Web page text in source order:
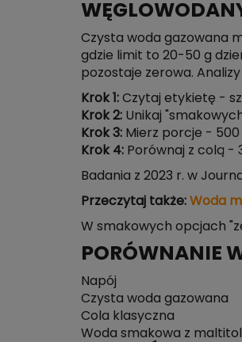
Czysta woda gazowana
gdzie limit to 20-50 g
pozostaje zerowa.
Krok 1: Czytaj etykietę -
Krok 2: Unikaj
Krok 3: Mierz porcje -
Krok 4: Porównaj z colą -
Badania z 2023 r. w
Przeczytaj także: Woda
W smakowych opcjach
PORÓWNANIE
Napój
Czysta woda gazowana
Cola klasyczna
Woda smakowa z